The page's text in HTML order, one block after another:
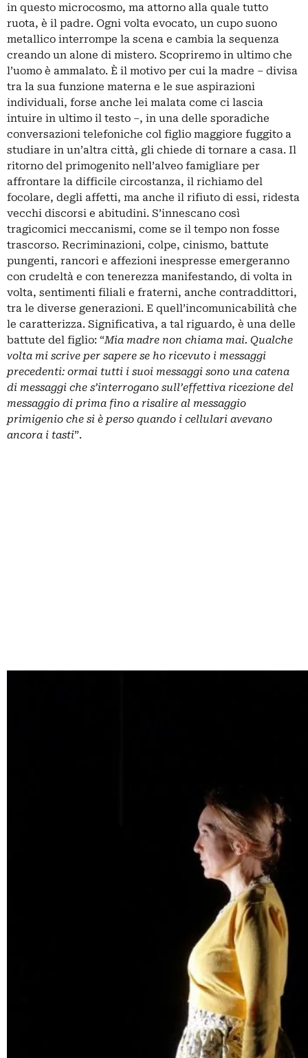
in questo microcosmo, ma attorno alla quale tutto
ruota, è il padre. Ogni volta evocato, un cupo suono
metallico interrompe la scena e cambia la sequenza
creando un alone di mistero. Scopriremo in ultimo che
l’uomo è ammalato. È il motivo per cui la madre – divisa
tra la sua funzione materna e le sue aspirazioni
individuali, forse anche lei malata come ci lascia
intuire in ultimo il testo ‒, in una delle sporadiche
conversazioni telefoniche col figlio maggiore fuggito a
studiare in un’altra città, gli chiede di tornare a casa. Il
ritorno del primogenito nell’alveo famigliare per
affrontare la difficile circostanza, il richiamo del
focolare, degli affetti, ma anche il rifiuto di essi, ridesta
vecchi discorsi e abitudini. S’innescano così
tragicomici meccanismi, come se il tempo non fosse
trascorso. Recriminazioni, colpe, cinismo, battute
pungenti, rancori e affezioni inespresse emergeranno
con crudeltà e con tenerezza manifestando, di volta in
volta, sentimenti filiali e fraterni, anche contraddittori,
tra le diverse generazioni. E quell’incomunicabilità che
le caratterizza. Significativa, a tal riguardo, è una delle
battute del figlio: “Mia madre non chiama mai. Qualche
volta mi scrive per sapere se ho ricevuto i messaggi
precedenti: ormai tutti i suoi messaggi sono una catena
di messaggi che s’interrogano sull’effettiva ricezione del
messaggio di prima fino a risalire al messaggio
primigenio che si è perso quando i cellulari avevano
ancora i tasti”.